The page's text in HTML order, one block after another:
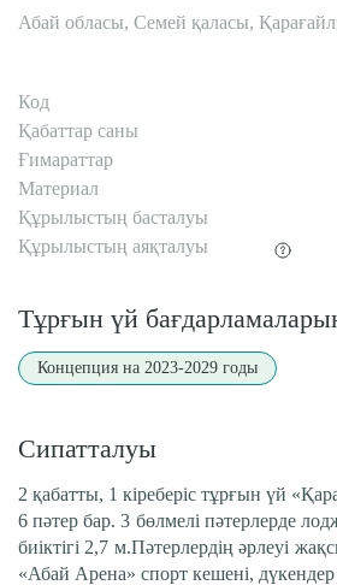
Абай обласы, Семей қаласы,
Код
Қабаттар саны
Ғимараттар
Материал
Құрылыстың басталуы
Құрылыстың аяқталуы
Тұрғын үй
Концепция на 2023-2029 годы
Сипатталуы
2 қабатты, 1 кіреберіс тұрғын үй
6 пәтер бар. 3 бөлмелі пәтерлерде
биіктігі 2,7 м.Пәтерлердің әрлеуі
«Абай Арена» спорт кешені,